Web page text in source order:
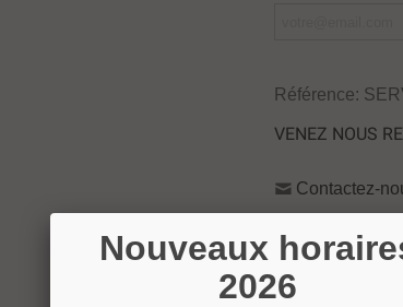
Référence:
VENEZ NOUS
Contactez-
54 Bd de
Nouveaux
2026